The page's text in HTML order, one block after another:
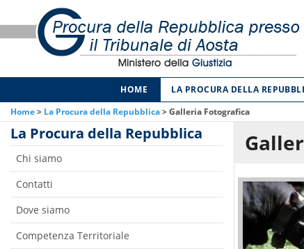
HOME LA PROCURA DELLA
Home> La Procura della Repubblica>Galleria Fotografica
La Procura della Repubblica
Chi siamo
Contatti
Dove siamo
Competenza Territoriale